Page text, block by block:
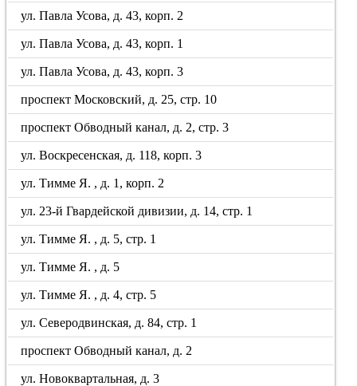
ул. Павла Усова, д. 43, корп. 2
ул. Павла Усова, д. 43, корп. 1
ул. Павла Усова, д. 43, корп. 3
проспект Московский, д. 25, стр. 10
проспект Обводный канал, д. 2, стр. 3
ул. Воскресенская, д. 118, корп. 3
ул. Тимме Я. , д. 1, корп. 2
ул. 23-й Гвардейской дивизии, д. 14, стр. 1
ул. Тимме Я. , д. 5, стр. 1
ул. Тимме Я. , д. 5
ул. Тимме Я. , д. 4, стр. 5
ул. Северодвинская, д. 84, стр. 1
проспект Обводный канал, д. 2
ул. Новоквартальная, д. 3